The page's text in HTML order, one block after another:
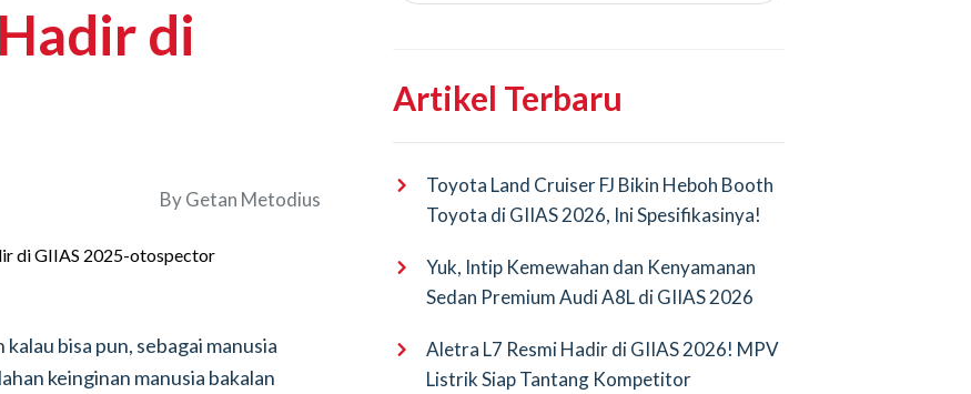
di
ByGetan Metodius
bisa pun, sebagai manusia
keinginan manusia bakalan
Artikel Terbaru
Toyota Land Cruiser FJ Bikin Heboh Booth
Toyota di GIIAS 2026, Ini Spesifikasinya!
Yuk, Intip Kemewahan dan Kenyamanan
Sedan Premium Audi A8L di GIIAS 2026
Aletra L7 Resmi Hadir di GIIAS 2026! MPV
Listrik Siap Tantang Kompetitor